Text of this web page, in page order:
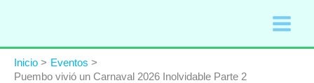
contenido
Inicio
Eventos
Puembo vivió un Carnaval 2026 Inolvidable Parte 2